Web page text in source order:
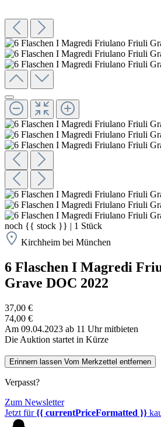
noch {{ stock }} | 1 Stück
Kirchheim bei München
6 Flaschen I Magredi
Grave DOC 2022
37,00 €
74,00 €
Am 09.04.2023 ab 11 Uhr mitbieten
Die Auktion startet in Kürze
Erinnern lassen Vom Merkzettel entfernen
Verpasst?
Zum Newsletter
Jetzt für{{ currentPriceFormatted }}